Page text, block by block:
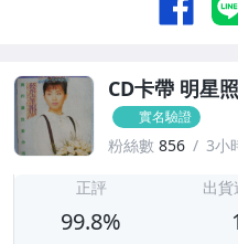
CD卡帶 明星
實名驗證
粉絲數 856 3小
正評
99.8%
出貨
1